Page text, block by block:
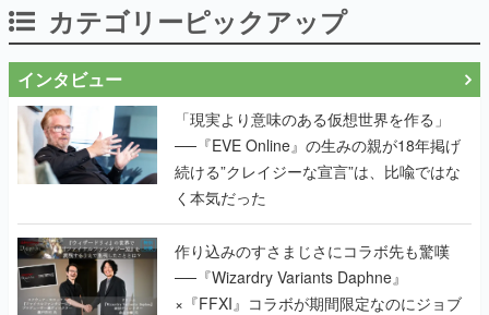
カテゴリーピックアップ
インタビュー
「現実より意味のある仮想世界を作る」
──『EVE Online』の生みの親が18年掲げ
続ける”クレイジーな宣言”は、比喩ではな
く本気だった
作り込みのすさまじさにコラボ先も驚嘆
──『Wizardry Variants Daphne』
×『FFXI』コラボが期間限定なのにジョブ